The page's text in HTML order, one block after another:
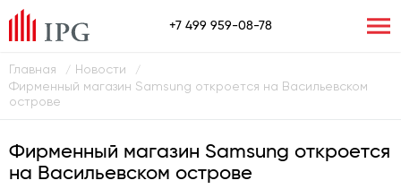
+7 499 959-08-78
Главная / Новости /
Фирменный магазин Samsung откроется на Васильевском
острове
Фирменный магазин Samsung откроется
на Васильевском острове